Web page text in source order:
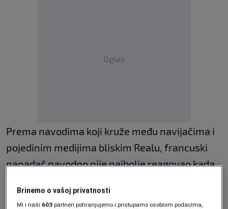
Oglas
Prema navodima koji kruže među navijačima i
pojedinim medijima bliskim Realu, francuski
napadač navodno nije najbolje reagovao kada
najveći derbi španskog fudbala.
Brinemo o vašoj privatnosti
Mi i naši 603 partneri pohranjujemo i pristupamo osobnim podacima,